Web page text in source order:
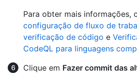
Para obter mais informações,
configuração de fluxo de
verificação de código e
CodeQL para linguagens
Clique em Fazer commit das